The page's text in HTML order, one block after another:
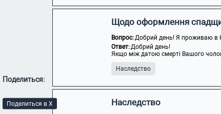
Поделиться:
Поделиться в X
Щодо оформлення
Вопрос:Добрий день! Я проживаю в
Ответ:Добрий день!
Якщо між датою смерті Вашого
Наследство
Наследство